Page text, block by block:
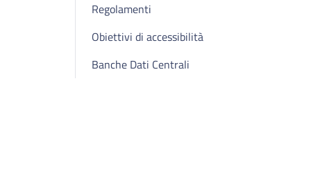
Regolamenti
Obiettivi di accessibilità
Banche Dati Centrali